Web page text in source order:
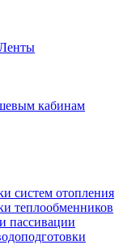
кабинам
систем отопления
теплообменников
пассивации